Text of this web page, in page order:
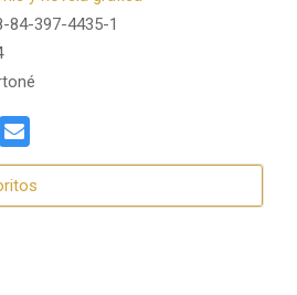
84-397-4435-1